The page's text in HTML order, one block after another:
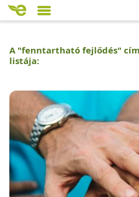
A "fenntartható fejlődés"
listája: